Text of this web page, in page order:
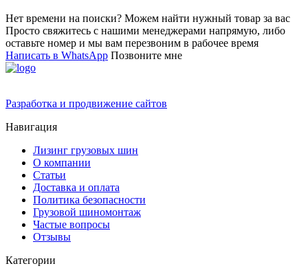
Нет времени на поиски? Можем найти нужный товар за вас
Просто свяжитесь с нашими менеджерами напрямую, либо
оставьте номер и мы вам перезвоним в рабочее время
Написать в WhatsApp Позвоните мне
Разработка и продвижение сайтов
Навигация
Лизинг грузовых шин
О компании
Статьи
Доставка и оплата
Политика безопасности
Грузовой шиномонтаж
Частые вопросы
Отзывы
Категории